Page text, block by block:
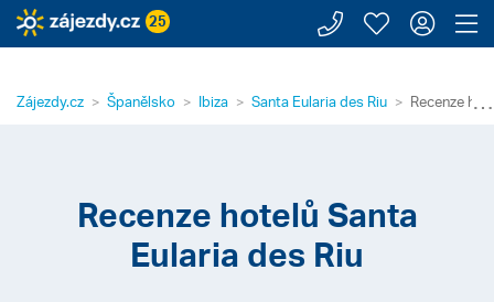
25 Zavolejte
Moje
⋯
Zájezdy.cz Španělsko Ibiza Santa Eularia des Riu Recenze
Recenze hotelů Santa
Eularia des Riu